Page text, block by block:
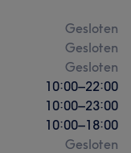
Gesloten
Gesloten
Gesloten
10:00–22:00
10:00–23:00
10:00–18:00
Gesloten